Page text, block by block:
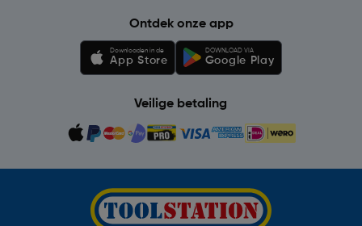
Ontdek onze app
Downloaden in de
App Store
DOWNLOAD VIA
Google Play
Veilige betaling